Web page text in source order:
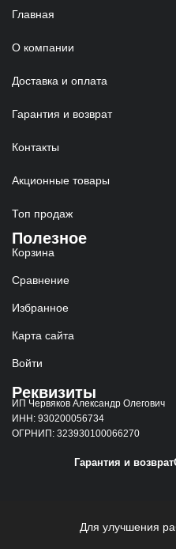
Главная
О компании
Доставка и оплата
Гарантия и возврат
Контакты
Акционные товары
Топ продаж
Полезное
Корзина
Сравнение
Избранное
Карта сайта
Войти
Реквизиты
ИП Червяков Александр Олегович
ИНН: 930200056734
ОГРНИП: 323930100066270
Гарантия и возврат
Для улучшения